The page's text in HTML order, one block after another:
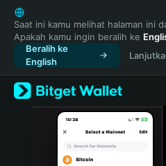
English
日本語
Tiếng Việt
Русский
Español (Latinoamérica)
Türkçe
Italiano
Saat ini kamu melihat halaman ini
Apakah kamu ingin beralih ke
Beralih ke
English